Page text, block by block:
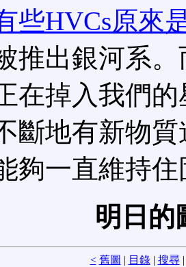
些HVCs原來
推出銀河系
在掉入我們
斷地有新物
夠一直維持
明日
< 舊圖 | 目錄| 搜尋